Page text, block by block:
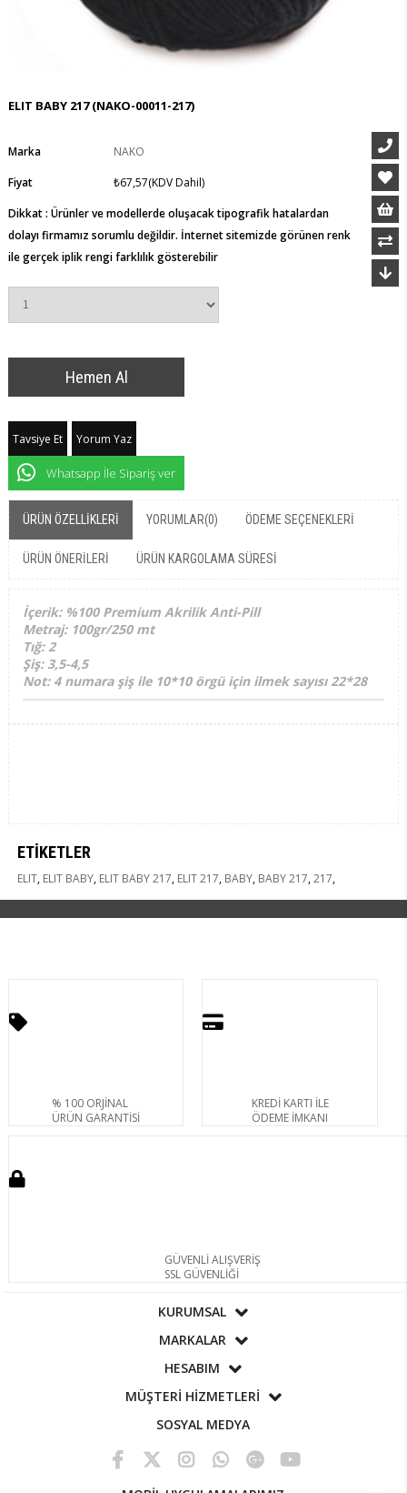
ELIT BABY 217(NAKO-00011-217)
Marka
NAKO
Fiyat
₺67,57(KDV Dahil)
Dikkat : Ürünler ve modellerde oluşacak tipografik hatalardan
dolayı firmamız sorumlu değildir. İnternet sitemizde görünen renk
ile gerçek iplik rengi farklılık gösterebilir
Tavsiye Et Yorum Yaz
Whatsapp İle Sipariş ver
ÜRÜN ÖZELLIKLERI YORUMLAR(0) ÖDEME SEÇENEKLERI
ÜRÜN ÖNERILERI ÜRÜN KARGOLAMA SÜRESI
İçerik: %100 Premium Akrilik Anti-Pill
Metraj: 100gr/250 mt
Tığ: 2
Şiş: 3,5-4,5
Not: 4 numara şiş ile 10*10 örgü için ilmek sayısı 22*28
ETIKETLER
ELIT, ELIT BABY, ELIT BABY 217, ELIT 217, BABY, BABY 217, 217,
% 100 ORJİNAL
ÜRÜN GARANTİSİ
KREDİ KARTI İLE
ÖDEME İMKANI
GÜVENLİ ALIŞVERİŞ
SSL GÜVENLİĞİ
KURUMSAL
MARKALAR
HESABIM
MÜŞTERİ HİZMETLERİ
SOSYAL MEDYA